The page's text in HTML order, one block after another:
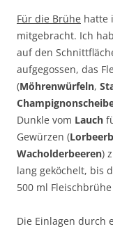
Für die Brühe hatte
mitgebracht. Ich
auf den
aufgegossen, das
(Möhrenwürfeln,
Dunkle vom Lauch
Gewürzen (
Wacholderbeeren)
lang geköchelt, bis
500 ml
Die Einlagen durch